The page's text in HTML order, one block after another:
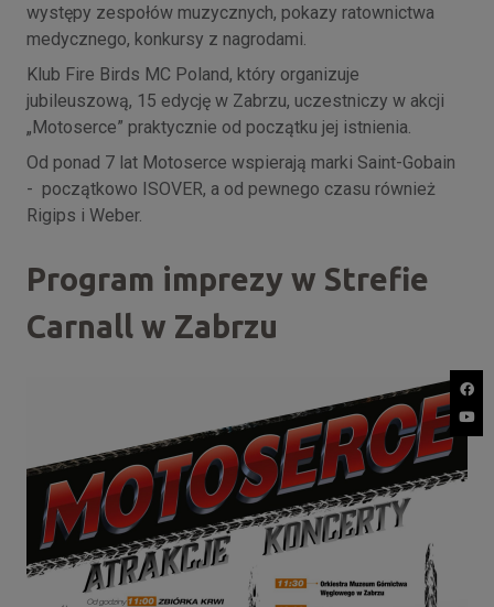
występy zespołów muzycznych, pokazy ratownictwa
medycznego, konkursy z nagrodami.
Klub Fire Birds MC Poland, który organizuje
jubileuszową, 15 edycję w Zabrzu, uczestniczy w akcji
„Motoserce” praktycznie od początku jej istnienia.
Od ponad 7 lat Motoserce wspierają marki Saint-Gobain
- początkowo ISOVER, a od pewnego czasu również
Rigips i Weber.
Program imprezy w Strefie
Carnall w Zabrzu